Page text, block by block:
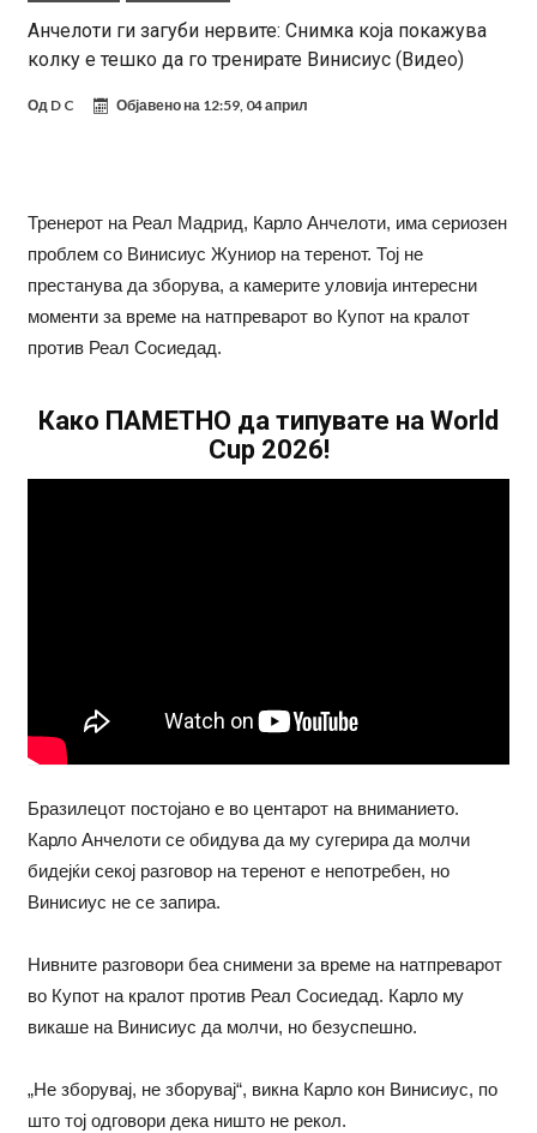
Мекгрегор успешно опериран: Коленото е средено, се враќам
посилен од кога било
Ханси Флик не жали долго за Араухо, туку брзо најде замена во
англиската Премиер лига
Играч на Барселона бесен го напушти тренингот по
Прекините за хидрација станаа бизнис: ФИФА не планира да ги
укине
Француски судија обвинет за семејно насилство – му се заканува
Анчелоти ги загуби нервите: Снимка која покажува
колку е тешко да го тренирате Винисиус (Видео)
Од D C Објавено на 12:59, 04 април
Тренерот на Реал Мадрид, Карло Анчелоти, има сериозен
проблем со Винисиус Жуниор на теренот. Тој не
престанува да зборува, а камерите уловија интересни
моменти за време на натпреварот во Купот на кралот
против Реал Сосиедад.
Како ПАМЕТНО да типувате на World
Cup 2026!
Бразилецот постојано е во центарот на вниманието.
Карло Анчелоти се обидува да му сугерира да молчи
бидејќи секој разговор на теренот е непотребен, но
Винисиус не се запира.
Нивните разговори беа снимени за време на натпреварот
во Купот на кралот против Реал Сосиедад. Карло му
викаше на Винисиус да молчи, но безуспешно.
„Не зборувај, не зборувај“, викна Карло кон Винисиус, по
што тој одговори дека ништо не рекол.